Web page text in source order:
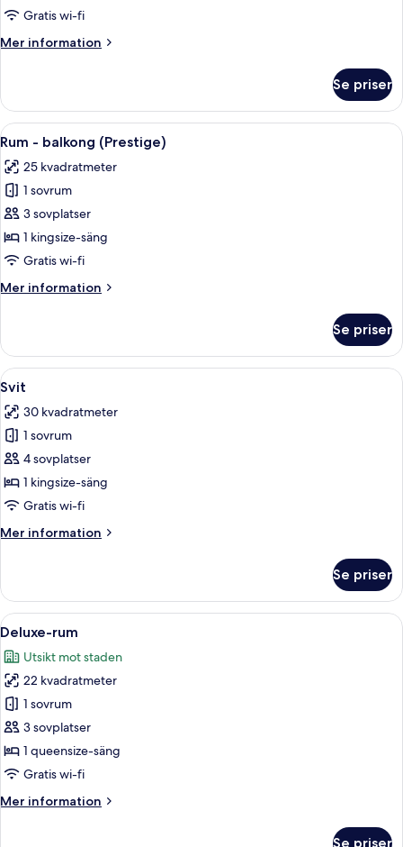
Gratis wi-fi
Mer information
Mer
rum
Se priser
Öppna
alla
foton
för
Rum
-
balkong
Ett modernt sovrum med en stor
4
Rum - balkong (Prestige)
25 kvadratmeter
1 sovrum
3 sovplatser
1 kingsize-säng
Gratis wi-fi
Mer information
Mer
-
balkong
(Prestige)
Se priser
Öppna
alla
foton
för
Svit
Ett modernt hotellrum med en säng,
5
Svit
30 kvadratmeter
1 sovrum
4 sovplatser
1 kingsize-säng
Gratis wi-fi
Mer information
Mer
Se priser
Öppna
alla
foton
för
Deluxe-
rum
Ett modernt hotellrum med en stor
5
Deluxe-rum
Utsikt mot staden
22 kvadratmeter
1 sovrum
3 sovplatser
1 queensize-säng
Gratis wi-fi
Mer information
Mer
Se priser